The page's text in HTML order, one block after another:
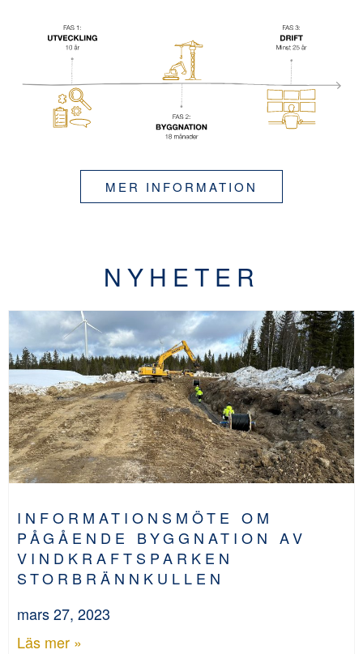
MER INFORMATION
NYHETER
INFORMATIONSMÖTE OM
PÅGÅENDE BYGGNATION AV
VINDKRAFTSPARKEN
STORBRÄNNKULLEN
mars 27, 2023
Läs mer »